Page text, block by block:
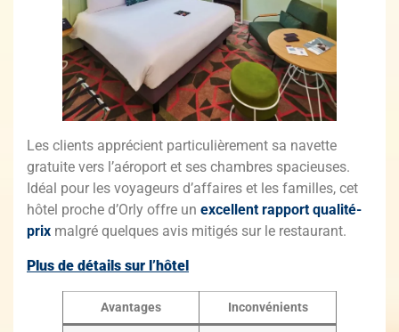
Les clients apprécient particulièrement sa navette
gratuite vers l’aéroport et ses chambres spacieuses.
Idéal pour les voyageurs d’affaires et les familles, cet
hôtel proche d’Orly offre un excellent rapport qualité-
prix malgré quelques avis mitigés sur le restaurant.
Plus de détails sur l’hôtel
Avantages Inconvénients